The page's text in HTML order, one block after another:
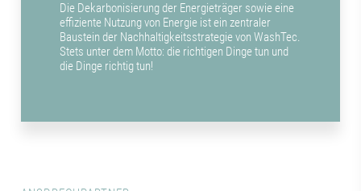
Die Dekarbonisierung der Energieträger sowie eine
effiziente Nutzung von Energie ist ein zentraler
Baustein der Nachhaltigkeitsstrategie von WashTec.
Stets unter dem Motto: die richtigen Dinge tun und
die Dinge richtig tun!